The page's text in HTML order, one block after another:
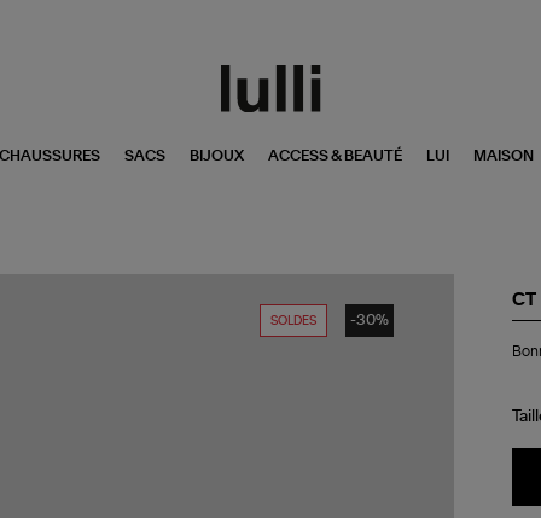
CHAUSSURES SACS BIJOUX ACCESS & BEAUTÉ LUI MAISON
SOLDES -30%
CT